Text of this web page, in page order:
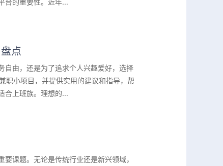
点
自由，还是为了追求个人兴趣爱好，选择
职小项目，并提供实用的建议和指导，帮
合上班族。理想的...
课题。无论是传统行业还是新兴领域，